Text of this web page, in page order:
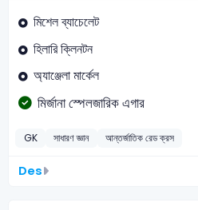
মিশেল ব্যাচেলেট
হিলারি ক্লিনটন
অ্যাঞ্জেলা মার্কেল
মির্জানা স্পেলজারিক এগার
GK সাধারণ জ্ঞান আন্তর্জাতিক রেড ক্রস
Des